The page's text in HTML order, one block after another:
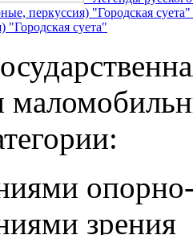
перкуссия) "Городская суета"
суета"
опорно-
зрения